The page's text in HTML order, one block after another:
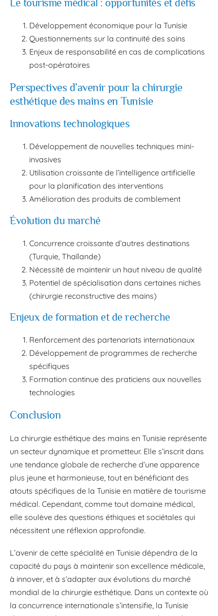
Le tourisme médical : opportunités et défis
Développement économique pour la Tunisie
Questionnements sur la continuité des soins
Enjeux de responsabilité en cas de complications
post-opératoires
Perspectives d’avenir pour la chirurgie
esthétique des mains en Tunisie
Innovations technologiques
Développement de nouvelles techniques mini-
invasives
Utilisation croissante de l’intelligence artificielle
pour la planification des interventions
Amélioration des produits de comblement
Évolution du marché
Concurrence croissante d’autres destinations
(Turquie, Thaïlande)
Nécessité de maintenir un haut niveau de qualité
Potentiel de spécialisation dans certaines niches
(chirurgie reconstructive des mains)
Enjeux de formation et de recherche
Renforcement des partenariats internationaux
Développement de programmes de recherche
spécifiques
Formation continue des praticiens aux nouvelles
technologies
Conclusion
La chirurgie esthétique des mains en Tunisie représente
un secteur dynamique et prometteur. Elle s’inscrit dans
une tendance globale de recherche d’une apparence
plus jeune et harmonieuse, tout en bénéficiant des
atouts spécifiques de la Tunisie en matière de tourisme
médical. Cependant, comme tout domaine médical,
elle soulève des questions éthiques et sociétales qui
nécessitent une réflexion approfondie.
L’avenir de cette spécialité en Tunisie dépendra de la
capacité du pays à maintenir son excellence médicale,
à innover, et à s’adapter aux évolutions du marché
mondial de la chirurgie esthétique. Dans un contexte où
la concurrence internationale s’intensifie, la Tunisie